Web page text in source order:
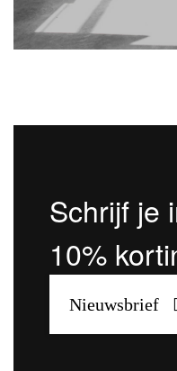
Schrijf je
10%
Nieuwsbrief